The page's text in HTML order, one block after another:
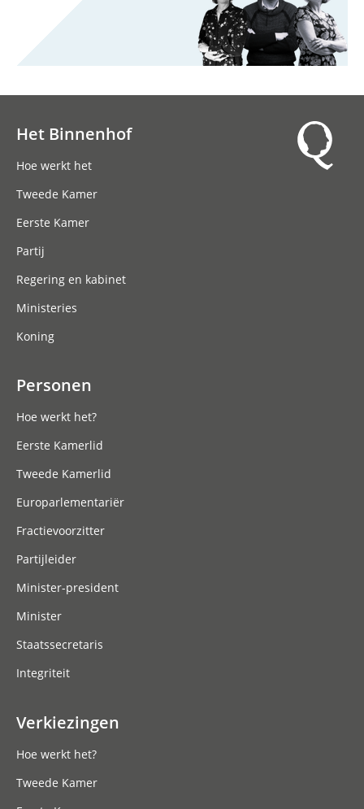
Het Binnenhof
Hoe werkt het
Tweede Kamer
Eerste Kamer
Partij
Regering en kabinet
Ministeries
Koning
Personen
Hoe werkt het?
Eerste Kamerlid
Tweede Kamerlid
Europarlementariër
Fractievoorzitter
Partijleider
Minister-president
Minister
Staatssecretaris
Integriteit
Verkiezingen
Hoe werkt het?
Tweede Kamer